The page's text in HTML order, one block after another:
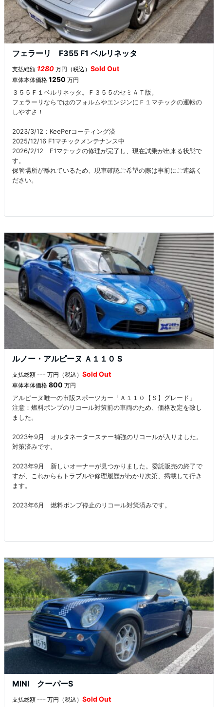
フェラーリ F355 F1 ベルリネッタ
支払総額 1280 万円（税込） Sold Out
車体本体価格 1250 万円
３５５Ｆ１ベルリネッタ。Ｆ３５５のセミＡＴ版。
フェラーリならではのフォルムやエンジンにＦ１マチックの運転の
しやすさ！
2023/3/12：KeePerコーティング済
2025/12/16 F1マチックメンテナンス中
2026/2/12 F1マチックの修理が完了し、現在試乗が出来る状態で
す。
保管場所が離れているため、現車確認ご希望の際は事前にご連絡く
ださい。
ルノー・アルピーヌ Ａ１１０ S
支払総額 --- 万円（税込） Sold Out
車体本体価格 800 万円
アルピーヌ唯一の市販スポーツカー「Ａ１１０【Ｓ】グレード」
注意：燃料ポンプのリコール対策前の車両のため、価格改定を致し
ました。
2023年9月 オルタネーターステー補強のリコールが入りました。
対策済みです。
2023年9月 新しいオーナーが見つかりました。委託販売の終了で
すが、これからもトラブルや修理履歴がわかり次第、掲載して行き
ます。
2023年6月 燃料ポンプ停止のリコール対策済みです。
MINI クーパーS
支払総額 --- 万円（税込） Sold Out